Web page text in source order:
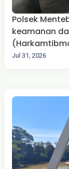
Polsek
keamanan
Jul 31, 2026